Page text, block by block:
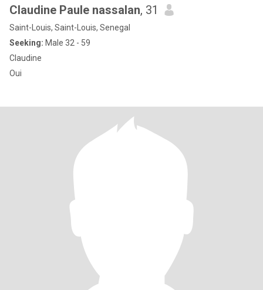
Claudine Paule nassalan, 31
Saint-Louis, Saint-Louis, Senegal
Seeking: Male 32 - 59
Claudine
Oui